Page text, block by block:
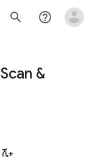
search help_outline
&
ሺ+